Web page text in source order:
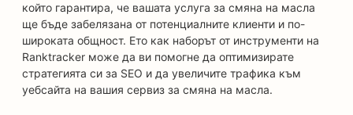
който гарантира, че вашата услуга за смяна на масла
ще бъде забелязана от потенциалните клиенти и по-
широката общност. Ето как наборът от инструменти на
Ranktracker може да ви помогне да оптимизирате
стратегията си за SEO и да увеличите трафика към
уебсайта на вашия сервиз за смяна на масла.